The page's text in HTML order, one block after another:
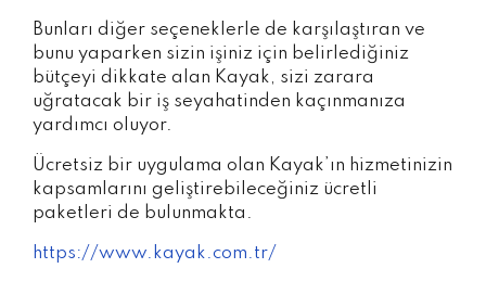
Bunları diğer seçeneklerle de karşılaştıran ve
bunu yaparken sizin işiniz için belirlediğiniz
bütçeyi dikkate alan Kayak, sizi zarara
uğratacak bir iş seyahatinden kaçınmanıza
yardımcı oluyor.
Ücretsiz bir uygulama olan Kayak’ın hizmetinizin
kapsamlarını geliştirebileceğiniz ücretli
paketleri de bulunmakta.
https://www.kayak.com.tr/